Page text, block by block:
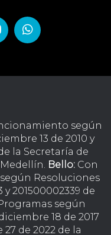
según
13 de 2010 y
la Secretaría de
Bello: Con
Resoluciones
y 201500002339 de
según
18 de 2017
27 de 2022 de la